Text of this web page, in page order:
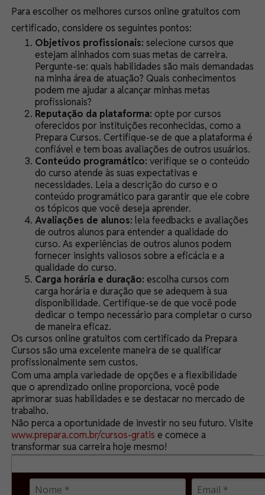
Para escolher os melhores cursos online gratuitos com
certificado, considere os seguintes pontos:
Objetivos profissionais: selecione cursos que
estejam alinhados com suas metas de carreira.
Pergunte-se: quais habilidades são mais demandadas
na minha área de atuação? Quais conhecimentos
podem me ajudar a alcançar minhas metas
profissionais?
Reputação da plataforma: opte por cursos
oferecidos por instituições reconhecidas, como a
Prepara Cursos. Certifique-se de que a plataforma é
confiável e tem boas avaliações de outros usuários.
Conteúdo programático: verifique se o conteúdo
do curso atende às suas expectativas e
necessidades. Leia a descrição do curso e o
conteúdo programático para garantir que ele cobre
os tópicos que você deseja aprender.
Avaliações de alunos: leia feedbacks e avaliações
de outros alunos para entender a qualidade do
curso. As experiências de outros alunos podem
fornecer insights valiosos sobre a eficácia e a
qualidade do curso.
Carga horária e duração: escolha cursos com
carga horária e duração que se adequem à sua
disponibilidade. Certifique-se de que você pode
dedicar o tempo necessário para completar o curso
de maneira eficaz.
Os cursos online gratuitos com certificado da Prepara
Cursos são uma excelente maneira de se qualificar
profissionalmente sem custos.
Com uma ampla variedade de opções e a flexibilidade
que o aprendizado online proporciona, você pode
aprimorar suas habilidades e se destacar no mercado de
trabalho.
Não perca a oportunidade de investir no seu futuro. Visite
www.prepara.com.br/cursos-gratis e comece a
transformar sua carreira hoje mesmo!